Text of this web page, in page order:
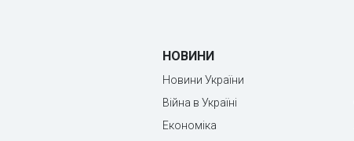
НОВИНИ
Новини України
Війна в Україні
Економіка